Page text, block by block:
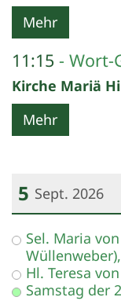
Mehr
11:15 Wort-
Kirche Mariä
Mehr
5 Sept. 2026
Datum: 5.
Sel. Maria
Hl. Teresa
Samstag der